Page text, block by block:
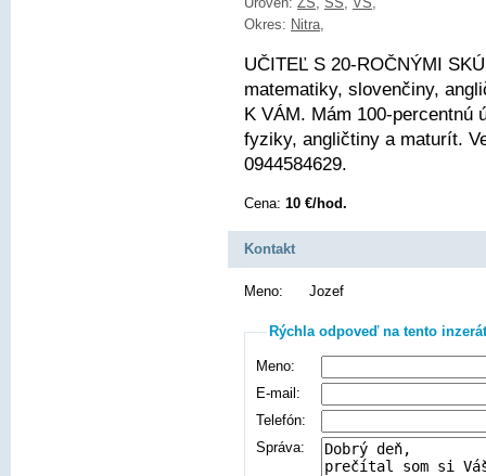
Okres: Nitra,
UČITEĽ S 20-ROČNÝMI
matematiky, slovenčiny,
K VÁM. Mám 100-percentnú
fyziky, angličtiny a maturít.
0944584629.
Cena: 10 €/hod.
Kontakt
Meno: Jozef
Rýchla odpoveď na tento inzerát
Meno:
E-mail:
Telefón:
Správa: